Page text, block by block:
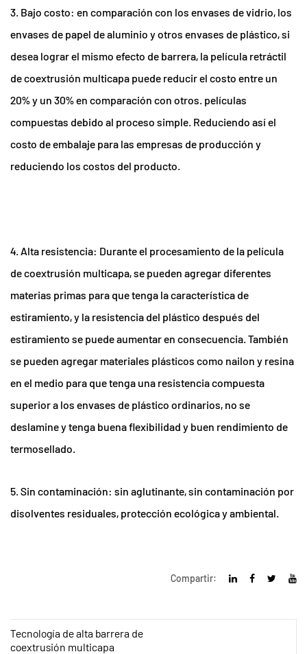
3. Bajo costo: en comparación con los envases de vidrio, los
envases de papel de aluminio y otros envases de plástico, si
desea lograr el mismo efecto de barrera, la película retráctil
de coextrusión multicapa puede reducir el costo entre un
20% y un 30% en comparación con otros. películas
compuestas debido al proceso simple. Reduciendo así el
costo de embalaje para las empresas de producción y
reduciendo los costos del producto.
4. Alta resistencia: Durante el procesamiento de la película
de coextrusión multicapa, se pueden agregar diferentes
materias primas para que tenga la característica de
estiramiento, y la resistencia del plástico después del
estiramiento se puede aumentar en consecuencia. También
se pueden agregar materiales plásticos como nailon y resina
en el medio para que tenga una resistencia compuesta
superior a los envases de plástico ordinarios, no se
deslamine y tenga buena flexibilidad y buen rendimiento de
termosellado.
5. Sin contaminación: sin aglutinante, sin contaminación por
disolventes residuales, protección ecológica y ambiental.
Compartir:
Tecnología de alta barrera de
coextrusión multicapa